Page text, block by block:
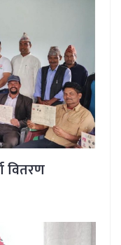
वितरण